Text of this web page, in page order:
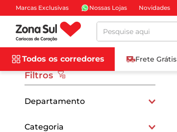
Marcas Exclusivas Nossas Lojas Novidades
Pesquise aqui
Todos os corredores Frete Grátis
Filtros
Departamento
Categoria